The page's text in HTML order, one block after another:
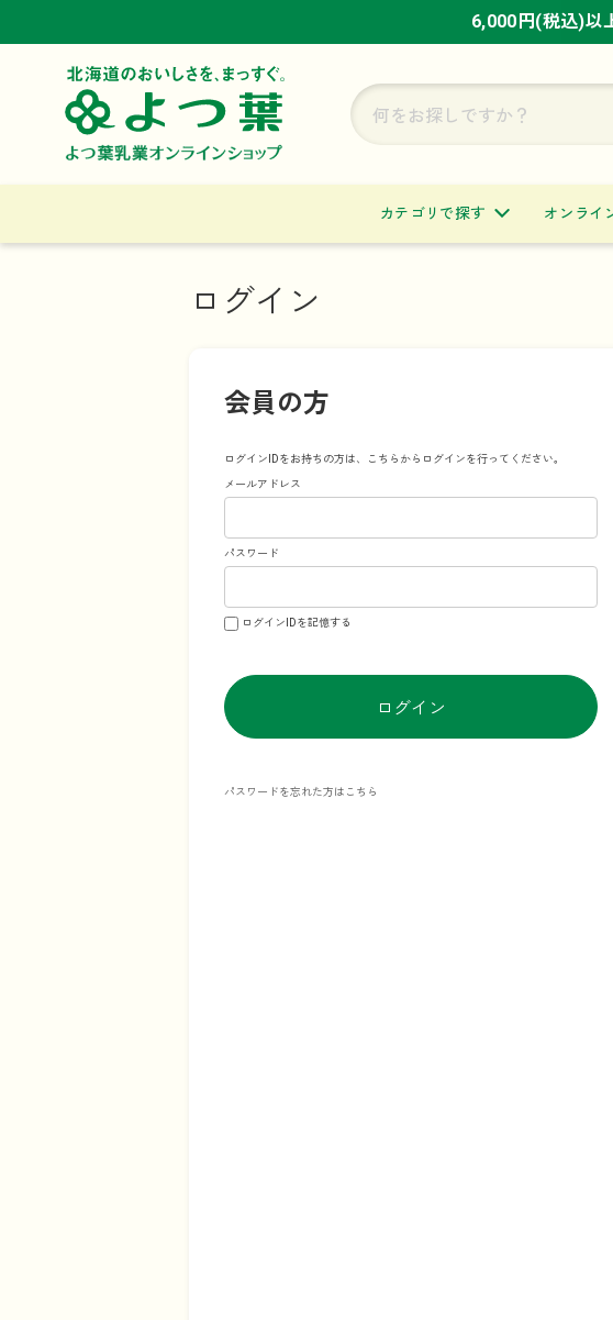
6,000円(税込)以
6,000円(税込)以
6,000円(税込)以
カテゴリで探す オンライ
ログイン
会員の方
ログインIDをお持ちの方は、こちらからログインを行ってください。
メールアドレス
パスワード
ログインIDを記憶する
ログイン
パスワードを忘れた方はこちら